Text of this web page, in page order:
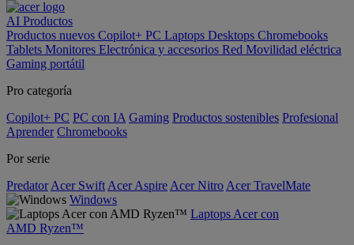
AI Productos
Productos nuevos Copilot+ PC Laptops Desktops Chromebooks
Tablets Monitores Electrónica y accesorios Red Movilidad eléctrica
Gaming portátil
Pro categoría
Copilot+ PC PC con IA Gaming Productos sostenibles Profesional
Aprender Chromebooks
Por serie
Predator Acer Swift Acer Aspire Acer Nitro Acer TravelMate
Windows
Laptops Acer con
AMD Ryzen™